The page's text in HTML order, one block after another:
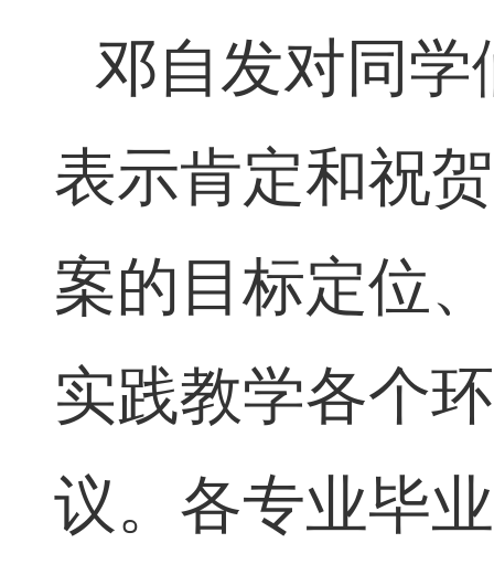
邓自发对同
表示肯定和祝
案的目标定位
实践教学各个
议。各 专业毕